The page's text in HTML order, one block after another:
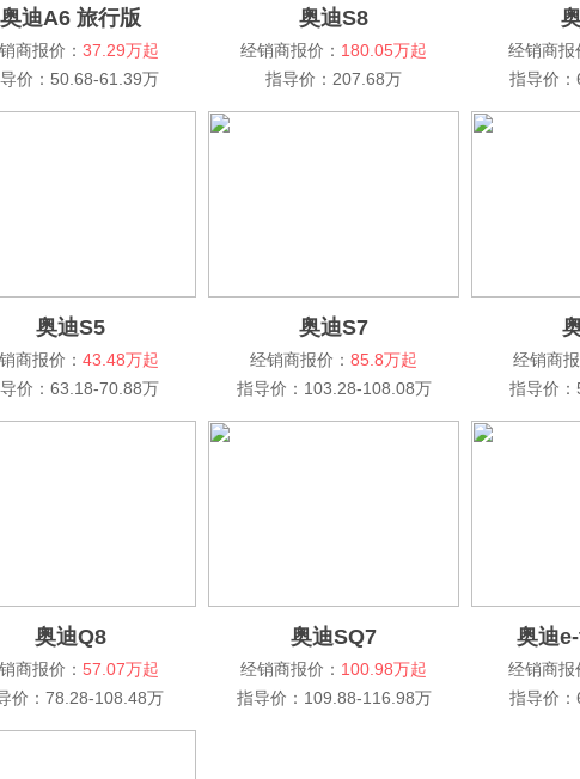
奥迪A6 旅行版
商报价： 37.29万起
价：50.68-61.39万
奥迪S8
经销商报价： 180.05万起
指导价：207.68万
经销商报
指导价
奥迪S5
商报价： 43.48万起
价：63.18-70.88万
奥迪S7
经销商报价： 85.8万起
指导价：103.28-108.08万
经销商报
指导价
奥迪Q8
商报价： 57.07万起
价：78.28-108.48万
奥迪SQ7
经销商报价： 100.98万起
指导价：109.88-116.98万
奥迪
经销商报
指导价